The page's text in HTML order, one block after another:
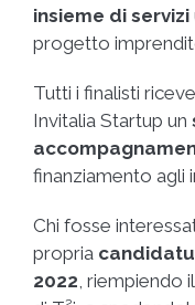
insieme di servizi
progetto
Tutti i finalisti
Invitalia Startup un
finanziamento agli
Chi fosse
propria
2022 , riempiendo